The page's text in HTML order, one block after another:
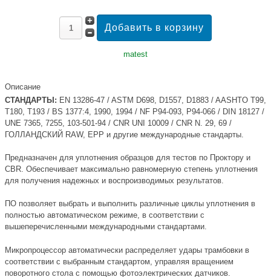
matest
Описание
СТАНДАРТЫ: EN 13286-47 / ASTM D698, D1557, D1883 / AASHTO T99,
T180, T193 / BS 1377:4, 1990, 1994 / NF P94-093, P94-066 / DIN 18127 /
UNE 7365, 7255, 103-501-94 / CNR UNI 10009 / CNR N. 29, 69 /
ГОЛЛАНДСКИЙ RAW, EPP и другие международные стандарты.
Предназначен для уплотнения образцов для тестов по Проктору и
CBR. Обеспечивает максимально равномерную степень уплотнения
для получения надежных и воспроизводимых результатов.
ПО позволяет выбрать и выполнить различные циклы уплотнения в
полностью автоматическом режиме, в соответствии с
вышеперечисленными международными стандартами.
Микропроцессор автоматически распределяет удары трамбовки в
соответствии с выбранным стандартом, управляя вращением
поворотного стола с помощью фотоэлектрических датчиков.